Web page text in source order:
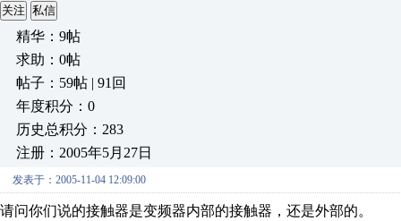
关注 私信
精华：9帖
求助：0帖
帖子：59帖 | 91回
年度积分：0
历史总积分：283
注册：2005年5月27日
发表于：2005-11-04 12:09:00
请问你们说的接触器是变频器内部的接触器，还是外部的。